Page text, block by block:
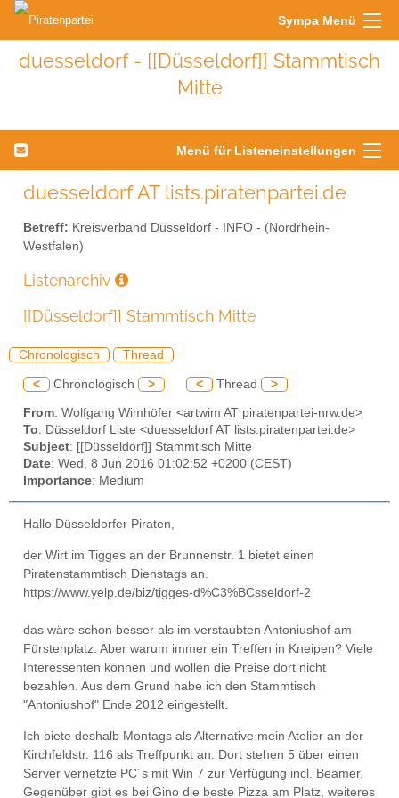
Sympa Menü
duesseldorf - [[Düsseldorf]] Stammtisch
Mitte
Menü für Listeneinstellungen
duesseldorf AT lists.piratenpartei.de
Betreff: Kreisverband Düsseldorf - INFO - (Nordrhein-
Westfalen)
Listenarchiv
[[Düsseldorf]] Stammtisch Mitte
Chronologisch Thread
< Chronologisch > < Thread >
From: Wolfgang Wimhöfer <artwim AT piratenpartei-nrw.de>
To: Düsseldorf Liste <duesseldorf AT lists.piratenpartei.de>
Subject: [[Düsseldorf]] Stammtisch Mitte
Date: Wed, 8 Jun 2016 01:02:52 +0200 (CEST)
Importance: Medium
Hallo Düsseldorfer Piraten,
der Wirt im Tigges an der Brunnenstr. 1 bietet einen
Piratenstammtisch Dienstags an.
https://www.yelp.de/biz/tigges-d%C3%BCsseldorf-2
das wäre schon besser als im verstaubten Antoniushof am
Fürstenplatz. Aber warum immer ein Treffen in Kneipen? Viele
Interessenten können und wollen die Preise dort nicht
bezahlen. Aus dem Grund habe ich den Stammtisch
"Antoniushof" Ende 2012 eingestellt.
Ich biete deshalb Montags als Alternative mein Atelier an der
Kirchfeldstr. 116 als Treffpunkt an. Dort stehen 5 über einen
Server vernetzte PC´s mit Win 7 zur Verfügung incl. Beamer.
Gegenüber gibt es bei Gino die beste Pizza am Platz, weiteres